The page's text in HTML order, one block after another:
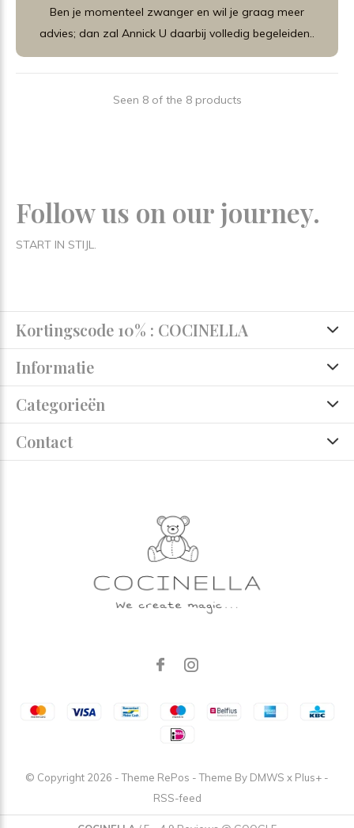
Ben je momenteel zwanger en wil je graag meer
advies; dan zal Annick U daarbij volledig begeleiden..
Seen 8 of the 8 products
Follow us on our journey.
START IN STIJL.
Kortingscode 10% : COCINELLA
Informatie
Categorieën
Contact
© Copyright 2026 - Theme RePos - Theme By DMWS x Plus+ -
RSS-feed